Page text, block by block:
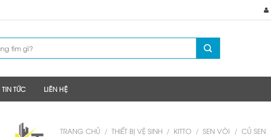
TIN TỨC LIÊN HỆ
TRANG CHỦ / THIẾT BỊ VỆ SINH / KITTO / SEN VÒI / CỦ SEN